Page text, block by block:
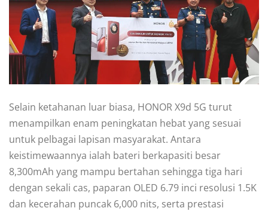
Selain ketahanan luar biasa, HONOR X9d 5G turut
menampilkan enam peningkatan hebat yang sesuai
untuk pelbagai lapisan masyarakat. Antara
keistimewaannya ialah bateri berkapasiti besar
8,300mAh yang mampu bertahan sehingga tiga hari
dengan sekali cas, paparan OLED 6.79 inci resolusi 1.5K
dan kecerahan puncak 6,000 nits, serta prestasi